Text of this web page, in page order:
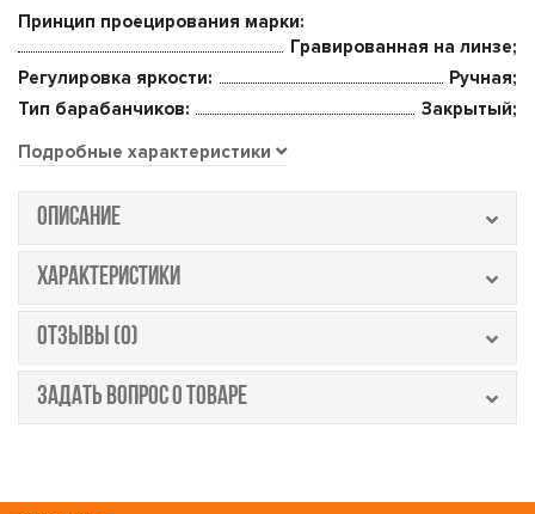
Принцип проецирования марки:
Гравированная на линзе;
Регулировка яркости:
Ручная;
Тип барабанчиков:
Закрытый;
Подробные характеристики
ОПИСАНИЕ
ХАРАКТЕРИСТИКИ
ОТЗЫВЫ (0)
ЗАДАТЬ ВОПРОС О ТОВАРЕ